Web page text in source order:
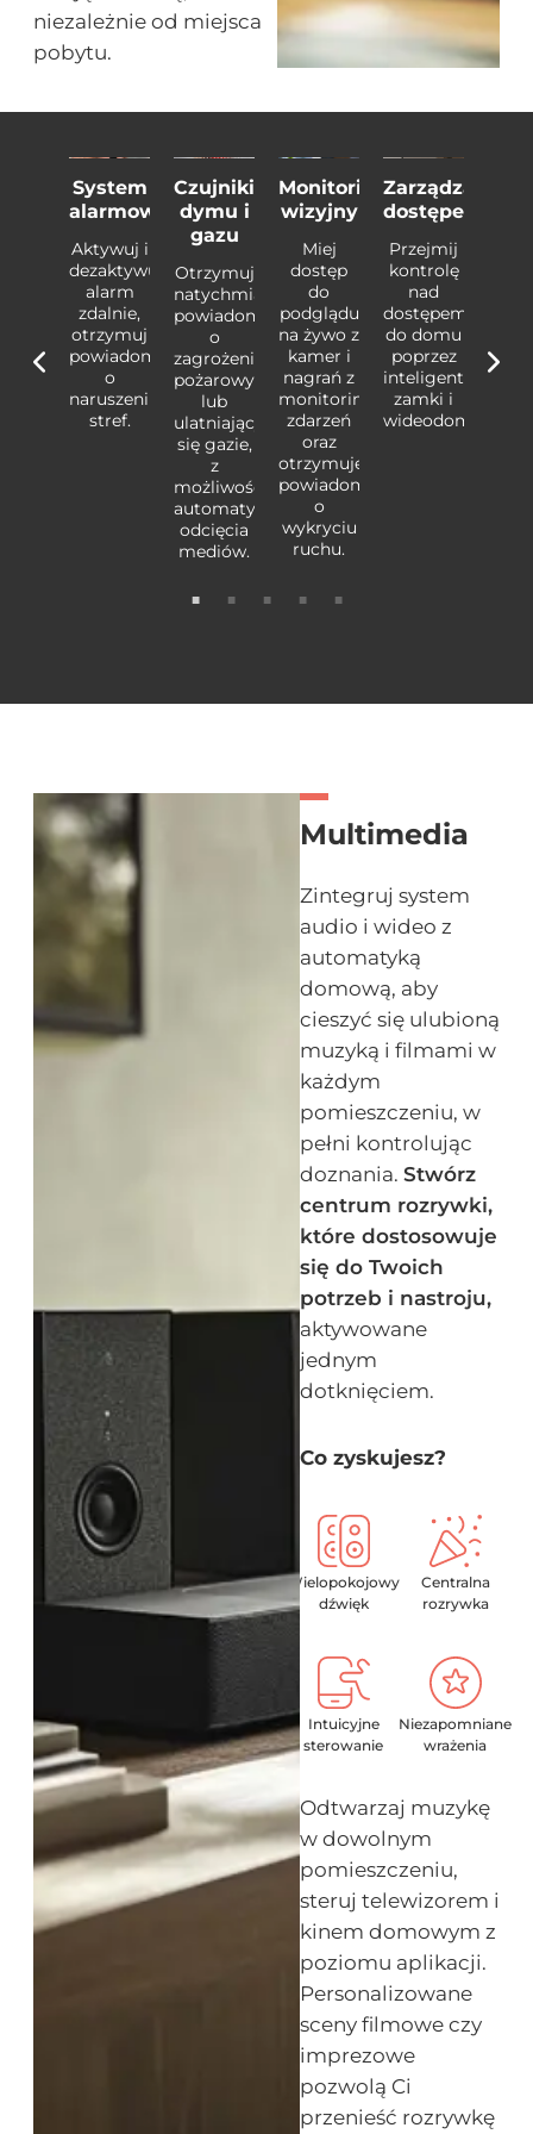
niezależnie od miejsca
pobytu.
System
alarmowy
Aktywuj i
dezaktywuj
alarm
zdalnie,
otrzymuj
powiadomienia
o
naruszeniu
stref.
Czujniki
dymu i
gazu
Otrzymuj
natychmiastowe
powiadomienia
o
zagrożeniach
pożarowych
lub
ulatniającym
się gazie,
z
możliwością
automatycznego
odcięcia
mediów.
Monitoring
wizyjny
Miej
dostęp
do
podglądu
na żywo z
kamer i
nagrań z
monitoringu
zdarzeń
oraz
otrzymuje
powiadomienia
o
wykryciu
ruchu.
Zarządzanie
dostępem
Przejmij
kontrolę
nad
dostępem
do domu
poprzez
inteligentne
zamki i
wideodomofony.
Multimedia
Zintegruj system
audio i wideo z
automatyką
domową, aby
cieszyć się ulubioną
muzyką i filmami w
każdym
pomieszczeniu, w
pełni kontrolując
doznania. Stwórz
centrum rozrywki,
które dostosowuje
się do Twoich
potrzeb i nastroju,
aktywowane
jednym
dotknięciem.
Co zyskujesz?
Wielopokojowy
dźwięk
Centralna
rozrywka
Intuicyjne
sterowanie
Niezapomniane
wrażenia
Odtwarzaj muzykę
w dowolnym
pomieszczeniu,
steruj telewizorem i
kinem domowym z
poziomu aplikacji.
Personalizowane
sceny filmowe czy
imprezowe
pozwolą Ci
przenieść rozrywkę